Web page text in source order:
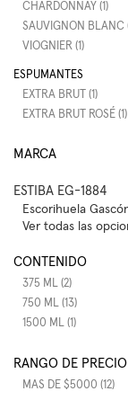
CHARDONNAY (1)
SAUVIGNON BLANC
VIOGNIER (1)
ESPUMANTES
EXTRA BRUT (1)
EXTRA BRUT ROSÉ (1)
MARCA
ESTIBA EG-1884
Escorihuela
Ver todas las
CONTENIDO
375 ML (2)
750 ML (13)
1500 ML (1)
RANGO DE PRECIO
MAS DE $5000 (12)